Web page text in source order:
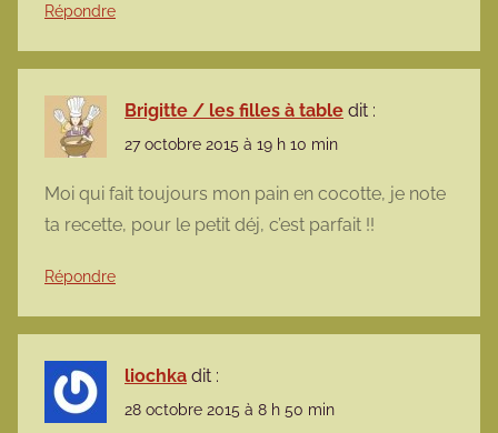
Répondre
Brigitte / les filles à table dit :
27 octobre 2015 à 19 h 10 min
Moi qui fait toujours mon pain en cocotte, je note
ta recette, pour le petit déj, c’est parfait !!
Répondre
liochka dit :
28 octobre 2015 à 8 h 50 min